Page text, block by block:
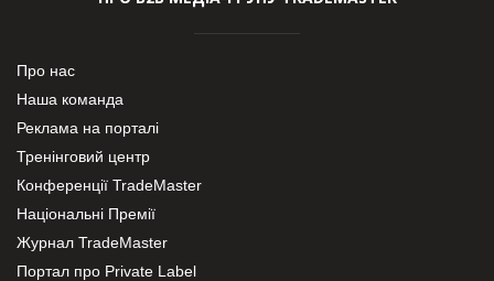
Про нас
Наша команда
Реклама на порталі
Тренінговий центр
Конференції TradeMaster
Національні Премії
Журнал TradeMaster
Портал про Private Label